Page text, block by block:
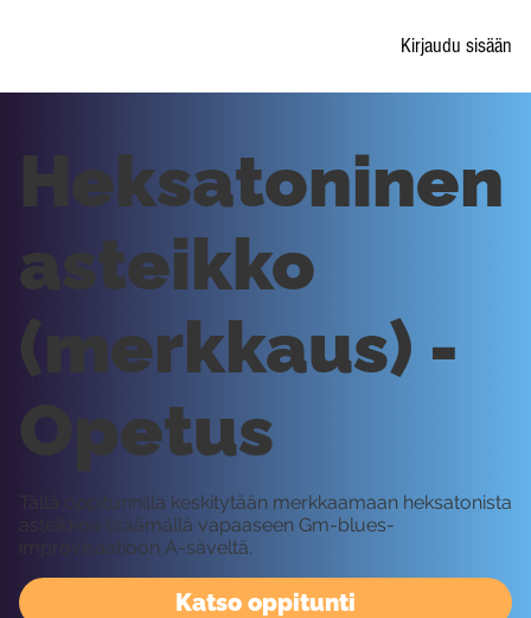
Kirjaudu sisään
Katso oppitunti
Heksatoninen
asteikko
(merkkaus) -
Opetus
Tällä oppitunnilla keskitytään merkkaamaan heksatonista
asteikkoa lisäämällä vapaaseen Gm-blues-
improvisaatioon A-säveltä.